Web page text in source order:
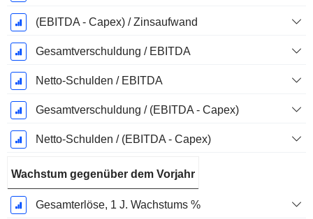
(EBITDA - Capex) / Zinsaufwand
Gesamtverschuldung / EBITDA
Netto-Schulden / EBITDA
Gesamtverschuldung / (EBITDA - Capex)
Netto-Schulden / (EBITDA - Capex)
Wachstum gegenüber dem Vorjahr
Gesamterlöse, 1 J. Wachstums %